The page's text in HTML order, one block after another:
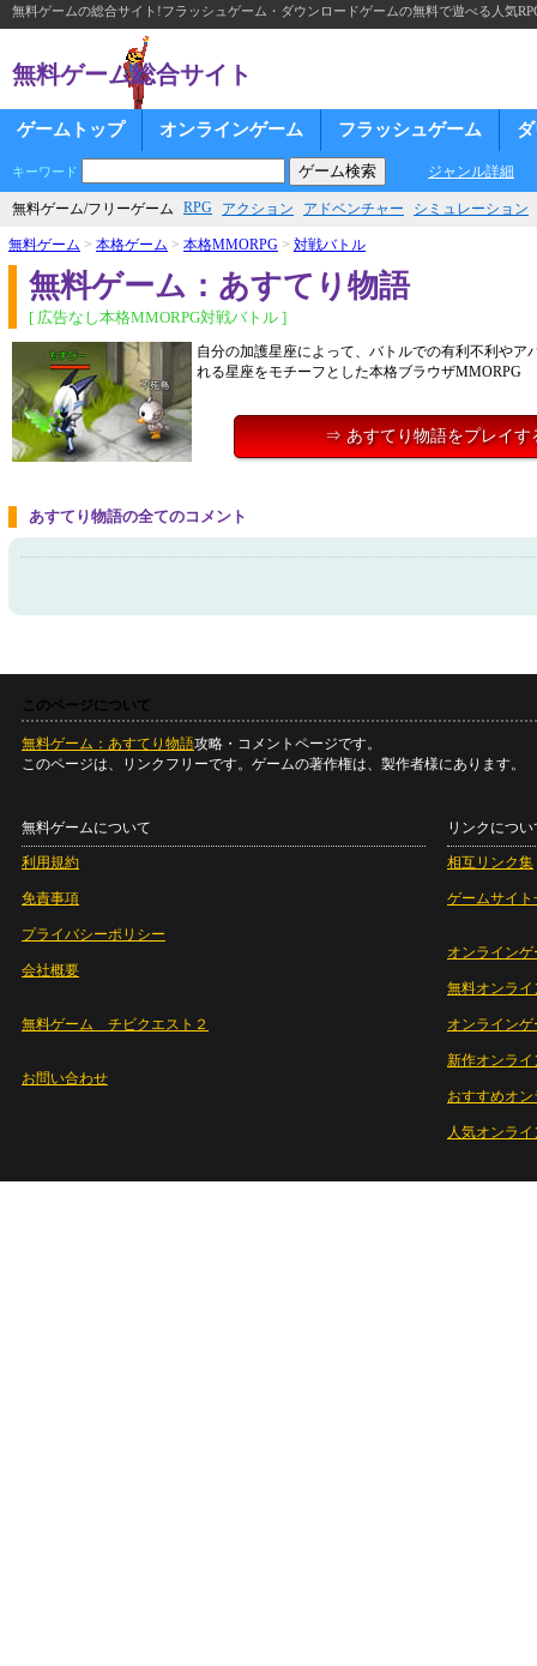
無料ゲームの総合サイト!フラッシュゲーム・ダウンロードゲームの無料で遊べる人気
無料ゲーム総合サイト
ゲームトップ オンラインゲーム フラッシュゲーム
キーワード ジャンル詳細
無料ゲーム/フリーゲーム RPG アクション アドベンチャー シミュレーション
無料ゲーム > 本格ゲーム > 本格MMORPG > 対戦バトル
無料ゲーム：あすてり物語
[ 広告なし本格MMORPG対戦バトル ]
自分の加護星座によって、バトルでの有利不利やア
れる星座をモチーフとした本格ブラウザMMORPG
⇒ あすてり物語をプレイす
あすてり物語の全てのコメント
このページについて
無料ゲーム：あすてり物語攻略・コメントページです。
このページは、リンクフリーです。ゲームの著作権は、製作者様にあります。
無料ゲームについて
利用規約
免責事項
プライバシーポリシー
会社概要
無料ゲーム チビクエスト２
お問い合わせ
リンクについ
相互リンク集
ゲームサイト
オンラインゲ
無料オンライ
オンライン
新作オンライ
おすすめオ
人気オンラ